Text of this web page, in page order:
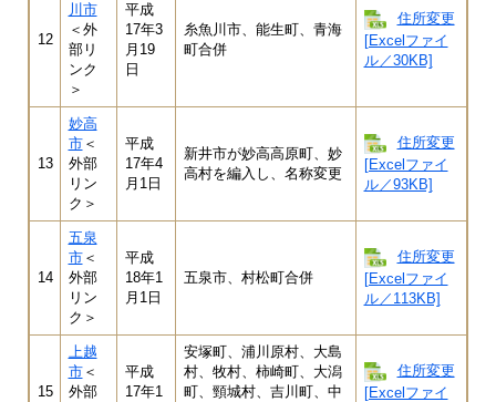
12
川市
＜外
部リ
ンク
＞
平成
17年3
月19
日
糸魚川市、能生町、青海
町合併
住所変更
[Excelファイ
ル／30KB]
13
妙高
市＜
外部
リン
ク＞
平成
17年4
月1日
新井市が妙高高原町、妙
高村を編入し、名称変更
住所変更
[Excelファイ
ル／93KB]
14
五泉
市＜
外部
リン
ク＞
平成
18年1
月1日
五泉市、村松町合併
住所変更
[Excelファイ
ル／113KB]
15
上越
市＜
外部
平成
17年1
安塚町、浦川原村、大島
村、牧村、柿崎町、大潟
町、頸城村、吉川町、中
住所変更
[Excelファイ